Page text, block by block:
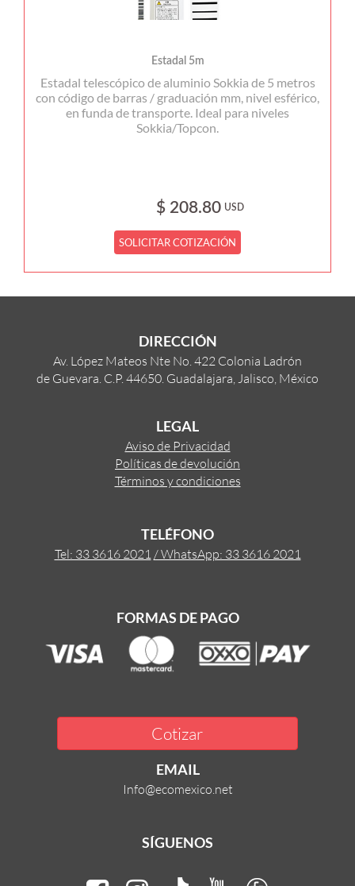
Estadal 5m
Estadal telescópico de aluminio Sokkia de 5 metros
con código de barras / graduación mm, nivel esférico,
en funda de transporte. Ideal para niveles
Sokkia/Topcon.
$ 208.80 USD
SOLICITAR COTIZACIÓN
DIRECCIÓN
Av. López Mateos Nte No. 422 Colonia Ladrón
de Guevara. C.P. 44650. Guadalajara, Jalisco, México
LEGAL
Aviso de Privacidad
Políticas de devolución
Términos y condiciones
TELÉFONO
Tel: 33 3616 2021 / WhatsApp: 33 3616 2021
FORMAS DE PAGO
Cotizar
EMAIL
Info@ecomexico.net
SÍGUENOS